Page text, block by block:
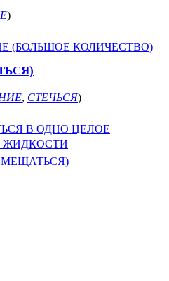
)
(БОЛЬШОЕ КОЛИЧЕСТВО)
, СТЕЧЬСЯ)
В ОДНО ЦЕЛОЕ
ЖИДКОСТИ